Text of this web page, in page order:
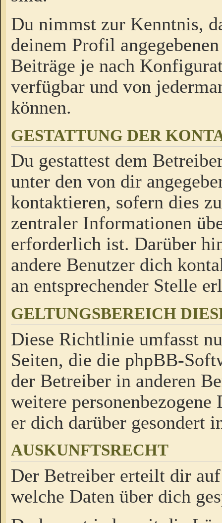
Du nimmst zur Kenntnis,
deinem Profil
Beiträge je nach
verfügbar und von
können.
GESTATTUNG DER
Du gestattest dem
unter den von dir
kontaktieren, sofern dies
zentraler Informationen
erforderlich ist. Darüber
andere Benutzer dich
an entsprechender Stelle
GELTUNGSBEREICH
Diese Richtlinie umfasst
Seiten, die die phpBB-
der Betreiber in anderen
weitere
er dich darüber gesondert
AUSKUNFTSRECHT
Der Betreiber erteilt dir
welche Daten über dich